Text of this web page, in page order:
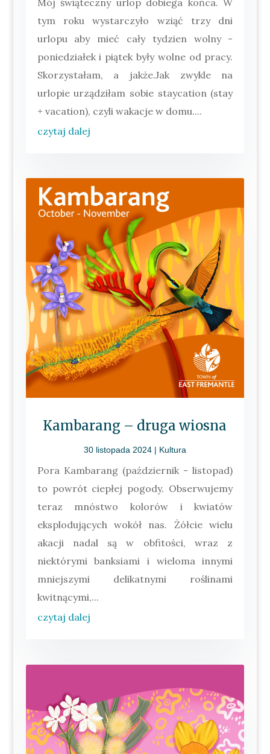
tym roku wystarczyło wziąć trzy dni
urlopu aby mieć cały tydzien wolny -
poniedziałek i piątek były wolne od pracy.
Skorzystałam, a jakże.Jak zwykle na
urlopie urządziłam sobie staycation (stay
+ vacation), czyli wakacje w domu....
czytaj dalej
Kambarang – druga wiosna
30 listopada 2024| Kultura
Pora Kambarang (październik - listopad)
to powrót ciepłej pogody. Obserwujemy
teraz mnóstwo kolorów i kwiatów
eksplodujących wokół nas. Żółcie wielu
akacji nadal są w obfitości, wraz z
niektórymi banksiami i wieloma innymi
mniejszymi delikatnymi roślinami
kwitnącymi,...
czytaj dalej